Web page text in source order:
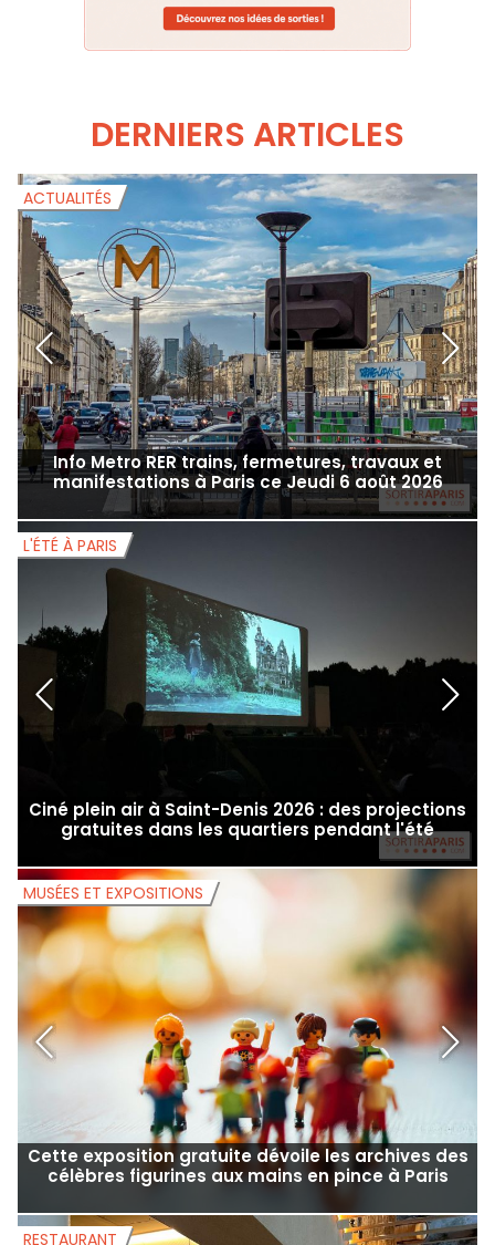
DERNIERS ARTICLES
Info Metro RER trains, fermetures, travaux et
manifestations à Paris ce Jeudi 6 août 2026
ACTUALITÉS
Ciné plein air à Saint-Denis 2026 : des projections
gratuites dans les quartiers pendant l'été
L'ÉTÉ À PARIS
Cette exposition gratuite dévoile les archives des
célèbres figurines aux mains en pince à Paris
MUSÉES ET EXPOSITIONS
RESTAURANT